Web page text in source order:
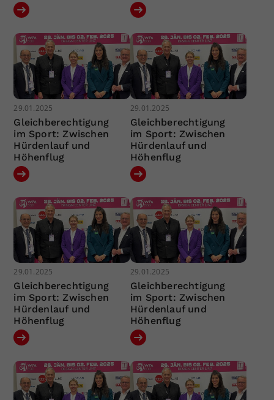
29.01.2025
Gleichberechtigung
im Sport: Zwischen
Hürdenlauf und
Höhenflug
29.01.2025
Gleichberechtigung
im Sport: Zwischen
Hürdenlauf und
Höhenflug
29.01.2025
Gleichberechtigung
im Sport: Zwischen
Hürdenlauf und
Höhenflug
29.01.2025
Gleichberechtigung
im Sport: Zwischen
Hürdenlauf und
Höhenflug